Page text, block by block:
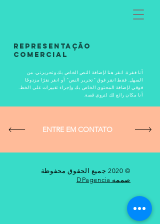
REPRESENTAÇÃO
COMERCIAL
أنا فقرة. انقر هنا لإضافة النص الخاص بك وتحريرني. من
السهل. فقط انقر فوق "تحرير النص" أو انقر نقرًا مزدوجًا
فوقي لإضافة المحتوى الخاص بك وإجراء تغييرات على الخط.
أنا مكان رائع لك لتروي قصة.
ENTRE EM CONTATO
© 2020 جميع الحقوق محفوظة
صممه DPagencia